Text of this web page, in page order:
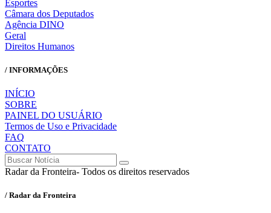
Esportes
Câmara dos Deputados
Agência DINO
Geral
Direitos Humanos
/ INFORMAÇÕES
INÍCIO
SOBRE
PAINEL DO USUÁRIO
Termos de Uso e Privacidade
FAQ
CONTATO
Radar da Fronteira- Todos os direitos reservados
/ Radar da Fronteira